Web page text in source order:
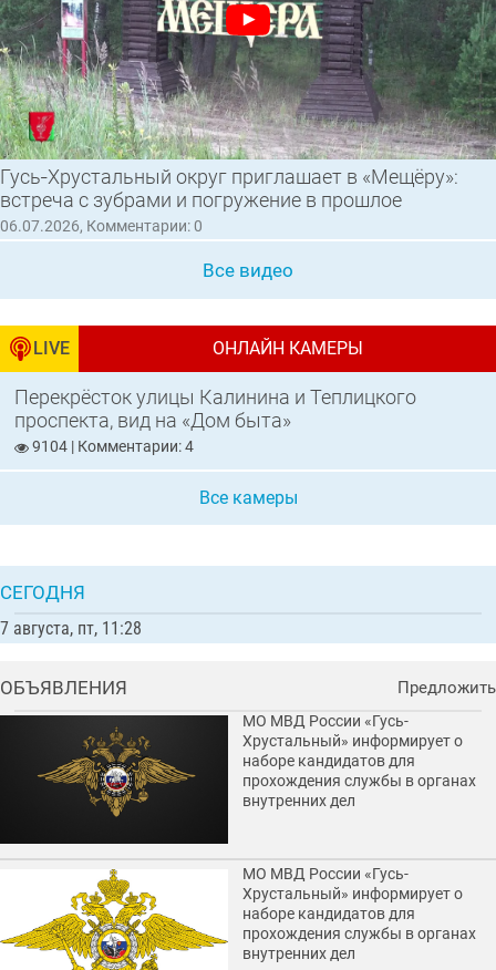
Гусь‑Хрустальный округ приглашает в «Мещёру»:
встреча с зубрами и погружение в прошлое
06.07.2026, Комментарии: 0
Все видео
LIVE ОНЛАЙН КАМЕРЫ
Перекрёсток улицы Калинина и Теплицкого
проспекта, вид на «Дом быта»
9104 | Комментарии: 4
Все камеры
СЕГОДНЯ
7 августа, пт, 11:28
ОБЪЯВЛЕНИЯ Предложить
МО МВД России «Гусь-
Хрустальный» информирует о
наборе кандидатов для
прохождения службы в органах
внутренних дел
МО МВД России «Гусь-
Хрустальный» информирует о
наборе кандидатов для
прохождения службы в органах
внутренних дел